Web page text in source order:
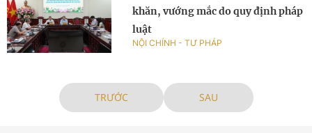
khăn, vướng mắc do quy định pháp
luật
NỘI CHÍNH - TƯ PHÁP
TRƯỚC SAU